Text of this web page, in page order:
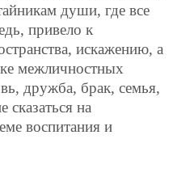
души, где все
привело к
искажению, а
межличностных
дружба, брак, семья,
сказаться на
воспитания и